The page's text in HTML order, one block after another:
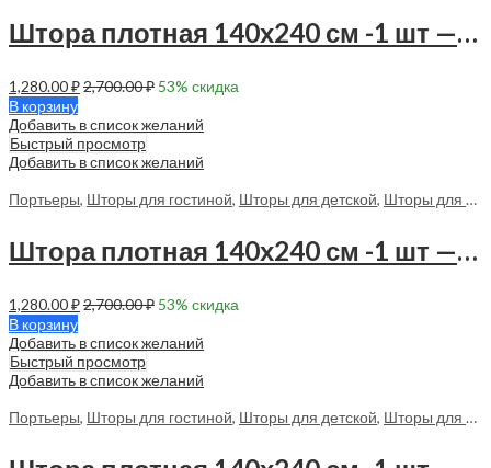
Штора плотная 140х240 см -1 шт — 70153 в спальню, в гостиную
1,280.00₽2,700.00₽ 53% скидка
В корзину
Добавить в список желаний
Быстрый просмотр
Добавить в список желаний
Портьеры, Шторы для гостиной, Шторы для детской, Шторы для спальни
Штора плотная 140х240 см -1 шт — 70154 в спальню, в гостиную
1,280.00₽2,700.00₽ 53% скидка
В корзину
Добавить в список желаний
Быстрый просмотр
Добавить в список желаний
Портьеры, Шторы для гостиной, Шторы для детской, Шторы для спальни